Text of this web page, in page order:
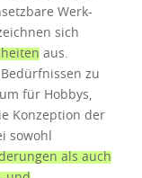
Werk-
sich
aus.
zu
für Hobbys,
Konzeption der
sowohl
als auch